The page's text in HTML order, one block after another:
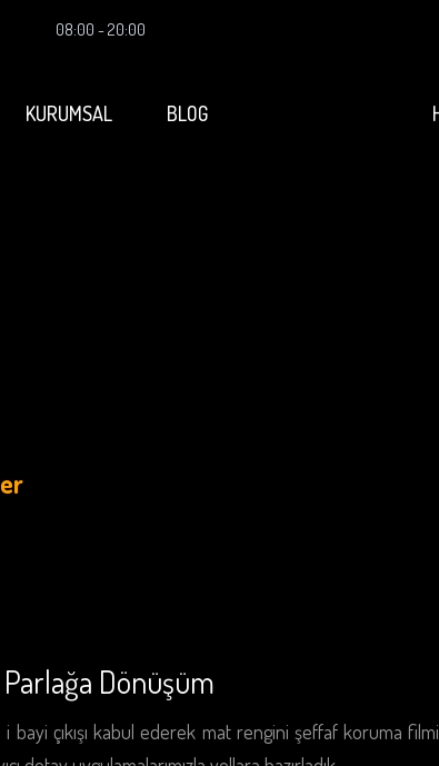
08:00 - 20:00
KURUMSAL BLOG
Dönüşüm
i bayi çıkışı kabul ederek mat rengini şeffaf koruma